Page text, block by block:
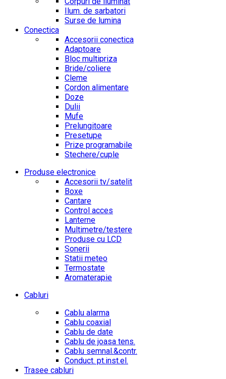
Ilum. de sarbatori
Surse de lumina
Conectica
Accesorii conectica
Adaptoare
Bloc multipriza
Bride/coliere
Cleme
Cordon alimentare
Doze
Dulii
Mufe
Prelungitoare
Presetupe
Prize programabile
Stechere/cuple
Produse electronice
Accesorii tv/satelit
Boxe
Cantare
Control acces
Lanterne
Multimetre/testere
Produse cu LCD
Sonerii
Statii meteo
Termostate
Aromaterapie
Cabluri
Cablu alarma
Cablu coaxial
Cablu de date
Cablu de joasa tens.
Cablu semnal.&contr.
Conduct. pt.inst.el.
Trasee cabluri